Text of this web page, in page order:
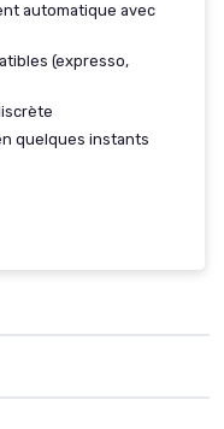
automatique avec
(expresso,
quelques instants